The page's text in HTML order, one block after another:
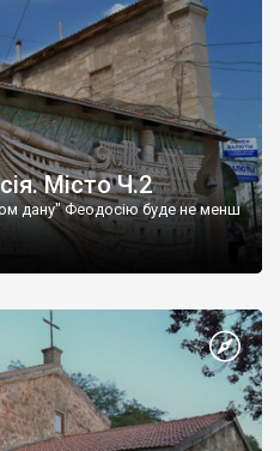
Місто Ч.2
дану" Феодосію буде не менш